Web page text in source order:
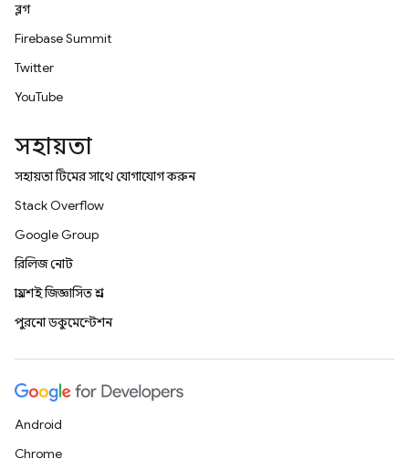
ব্লগ
Firebase Summit
Twitter
YouTube
সহায়তা
সহায়তা টিমের সাথে যোগাযোগ করুন
Stack Overflow
Google Group
রিলিজ নোট
প্রায়শই জিজ্ঞাসিত প্রশ্ন
পুরনো ডকুমেন্টেশন
Android
Chrome